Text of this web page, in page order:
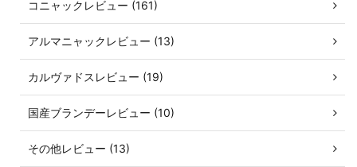
コニャックレビュー (161)
アルマニャックレビュー (13)
カルヴァドスレビュー (19)
国産ブランデーレビュー (10)
その他レビュー (13)